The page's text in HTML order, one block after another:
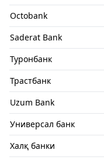
Octobank
Saderat Bank
Туронбанк
Трастбанк
Uzum Bank
Универсал банк
Халқ банки